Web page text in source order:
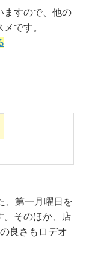
ますので、他の
です。
、第一月曜日を
。そのほか、店
良さもロデオ